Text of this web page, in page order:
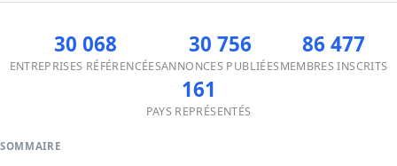
30 068
ENTREPRISES RÉFÉRENCÉES
30 756
ANNONCES PUBLIÉES
86 477
MEMBRES INSCRITS
161
PAYS REPRÉSENTÉS
SOMMAIRE